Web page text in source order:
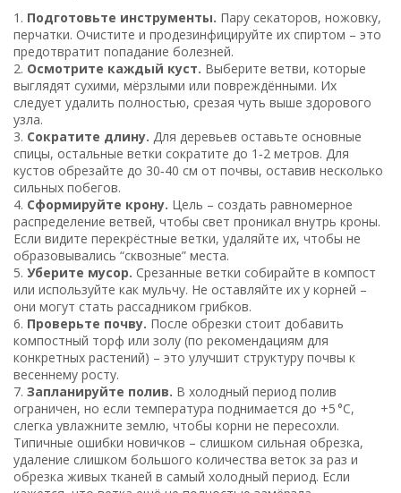
1. Подготовьте инструменты. Пару секаторов, ножовку,
перчатки. Очистите и продезинфицируйте их спиртом – это
предотвратит попадание болезней.
2. Осмотрите каждый куст. Выберите ветви, которые
выглядят сухими, мёрзлыми или повреждёнными. Их
следует удалить полностью, срезая чуть выше здорового
узла.
3. Сократите длину. Для деревьев оставьте основные
спицы, остальные ветки сократите до 1‑2 метров. Для
кустов обрезайте до 30‑40 см от почвы, оставив несколько
сильных побегов.
4. Сформируйте крону. Цель – создать равномерное
распределение ветвей, чтобы свет проникал внутрь кроны.
Если видите перекрёстные ветки, удаляйте их, чтобы не
образовывались “сквозные” места.
5.Уберите мусор. Срезанные ветки собирайте в компост
или используйте как мульчу. Не оставляйте их у корней –
они могут стать рассадником грибков.
6. Проверьте почву. После обрезки стоит добавить
компостный торф или золу (по рекомендациям для
конкретных растений) – это улучшит структуру почвы к
весеннему росту.
7.Запланируйте полив. В холодный период полив
ограничен, но если температура поднимается до +5 °C,
слегка увлажните землю, чтобы корни не пересохли.
Типичные ошибки новичков – слишком сильная обрезка,
удаление слишком большого количества веток за раз и
обрезка живых тканей в самый холодный период. Если